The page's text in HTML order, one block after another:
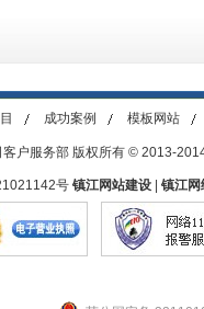
成功案例 模板网站
户服务部 版权所有 © 2013-
号 镇江网站建设 镇江网